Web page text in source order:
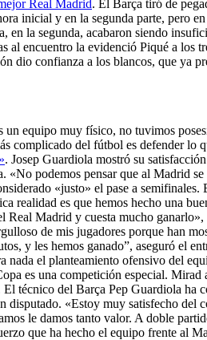
Real Madrid. El Barça tiró de
inicial y en la segunda parte, pero
la segunda, acabaron siendo
al encuentro la evidenció Piqué a
dio confianza a los blancos, que ya
un equipo muy físico, no tuvimos
complicado del fútbol es defender lo
. Josep Guardiola mostró su
podemos pensar que al Madrid
«justo» el pase a
realidad es que hemos hecho una
Real Madrid y cuesta mucho
de mis jugadores porque han
y les hemos ganado”, aseguró el
el planteamiento ofensivo del
es una competición especial.
El técnico del Barça Pep Guardiola ha
«Estoy muy satisfecho
le damos tanto valor. A doble
que ha hecho el equipo frente al